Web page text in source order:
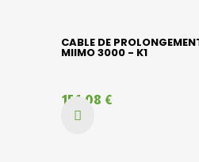
CABLE DE
MIIMO 3000 - K1
151,08 €